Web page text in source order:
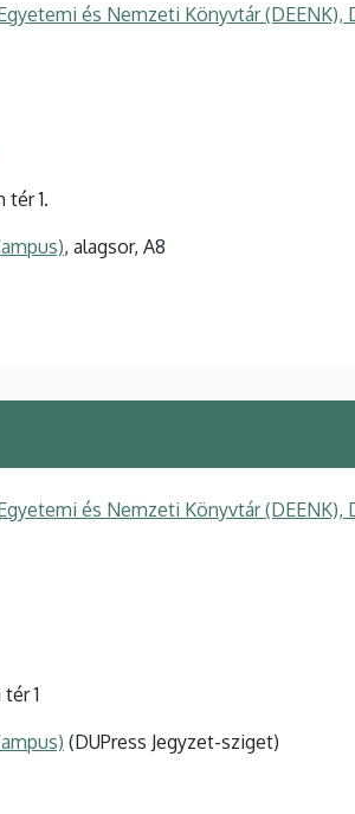
és Nemzeti Könyvtár (DEENK),
tér 1.
, alagsor, A8
és Nemzeti Könyvtár (DEENK),
1
(DUPress Jegyzet-sziget)